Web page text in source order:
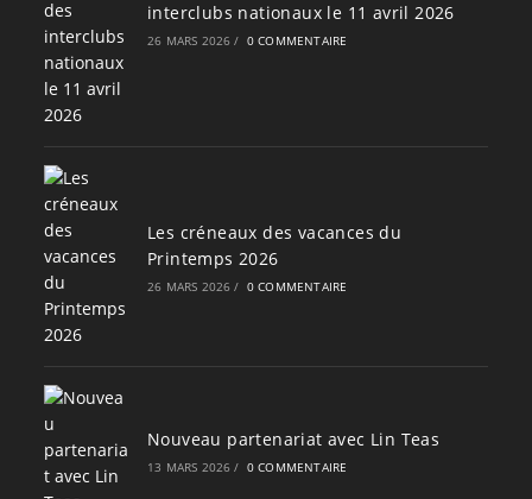
interclubs nationaux le 11 avril 2026
26 MARS 2026 / 0 COMMENTAIRE
Les créneaux des vacances du
Printemps 2026
26 MARS 2026 / 0 COMMENTAIRE
Nouveau partenariat avec Lin Teas
13 MARS 2026 / 0 COMMENTAIRE